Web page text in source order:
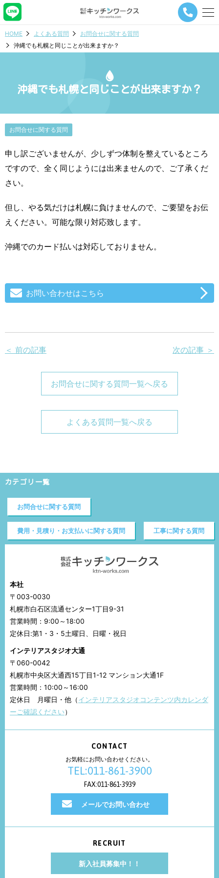
メ
ナ
ボ
HOME よくある質問
お問合せに関する質問
沖縄でも札幌と同じことが出来ますか？
沖縄でも札幌と同じことが出来ますか？
お問合せに関する質問
申し訳ございませんが、少しずつ体制を整えているところ
ですので、全く同じようには出来ませんので、ご了承くだ
さい。
但し、やる気だけは札幌に負けませんので、ご要望をお伝
えください。可能な限り対応致します。
沖縄でのカード払いは対応しておりません。
お問い合わせはこちら
＜ 前の記事 次の記事 ＞
お問合せに関する質問一覧へ戻る
よくある質問一覧へ戻る
カテゴリ一覧
お問合せに関する質問
費用・見積り・お支払いに関する質問 工事に関する質問
本社
〒003-0030
札幌市白石区流通センター1丁目9-31
営業時間：9:00～18:00
定休日:第1・3・5土曜日、日曜・祝日
インテリアスタジオ大通
〒060-0042
札幌市中央区大通西15丁目1-12 マンション大通1F
営業時間：10:00～16:00
定休日 月曜日・他（インテリアスタジオコンテンツ内カレンダ
ーご確認ください）
CONTACT
お気軽にお問い合わせください。
TEL:011-861-3900
FAX:011-861-3939
メールでお問い合わせ
RECRUIT
新入社員募集中！！